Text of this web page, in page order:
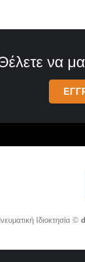
να
Ιδιοκτησία ©